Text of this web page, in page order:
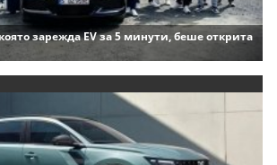
зарежда EV за 5 минути, беше открита